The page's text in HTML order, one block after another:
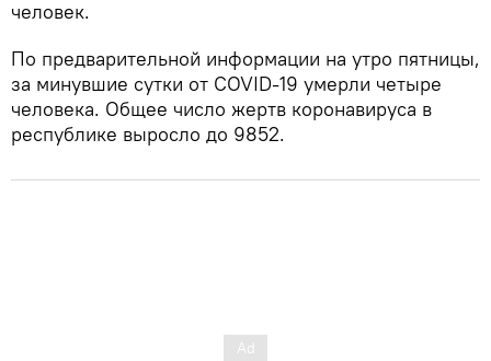
человек.
По предварительной информации на утро пятницы,
за минувшие сутки от COVID-19 умерли четыре
человека. Общее число жертв коронавируса в
республике выросло до 9852.